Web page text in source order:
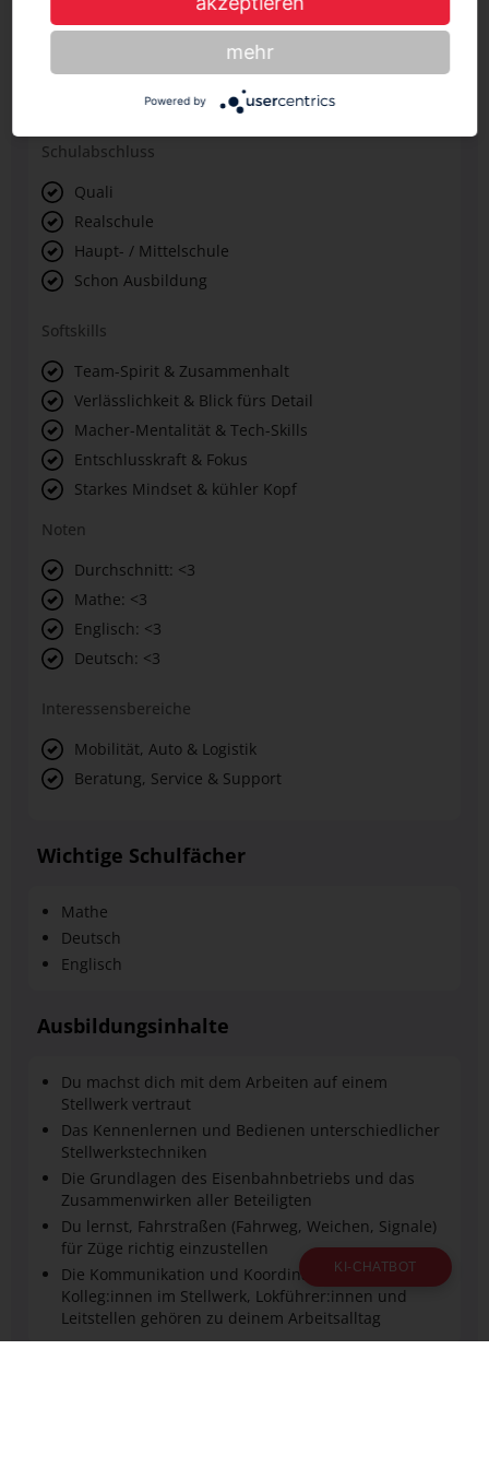
kannst diese über kurzfristige Abweichungen
informieren.
Stellenprofil
Schulabschluss
Quali
Realschule
Haupt- / Mittelschule
Schon Ausbildung
Softskills
Team-Spirit & Zusammenhalt
Verlässlichkeit & Blick fürs Detail
Macher-Mentalität & Tech-Skills
Entschlusskraft & Fokus
Starkes Mindset & kühler Kopf
Noten
Durchschnitt: <3
Mathe: <3
Englisch: <3
Deutsch: <3
Interessensbereiche
Mobilität, Auto & Logistik
Beratung, Service & Support
Wichtige Schulfächer
Mathe
Deutsch
Englisch
Ausbildungsinhalte
Du machst dich mit dem Arbeiten auf einem
Stellwerk vertraut
Das Kennenlernen und Bedienen unterschiedlicher
Stellwerkstechniken
Die Grundlagen des Eisenbahnbetriebs und das
Zusammenwirken aller Beteiligten
Du lernst, Fahrstraßen (Fahrweg, Weichen, Signale)
für Züge richtig einzustellen
Die Kommunikation und Koordination mit
Kolleg:innen im Stellwerk, Lokführer:innen und
Leitstellen gehören zu deinem Arbeitsalltag
KI-CHATBOT
mehr
Powered by